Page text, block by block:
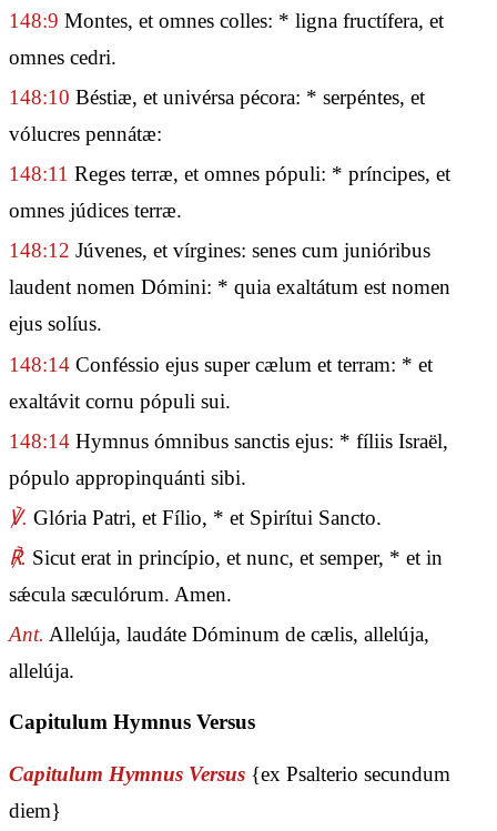
148:9 Montes, et omnes colles: * ligna fructífera, et
omnes cedri.
148:10 Béstiæ, et univérsa pécora: * serpéntes, et
vólucres pennátæ:
148:11 Reges terræ, et omnes pópuli: * príncipes, et
omnes júdices terræ.
148:12 Júvenes, et vírgines: senes cum junióribus
laudent nomen Dómini: * quia exaltátum est nomen
ejus solíus.
148:14 Conféssio ejus super cælum et terram: * et
exaltávit cornu pópuli sui.
148:14 Hymnus ómnibus sanctis ejus: * fíliis Israël,
pópulo appropinquánti sibi.
℣. Glória Patri, et Fílio, * et Spirítui Sancto.
℟. Sicut erat in princípio, et nunc, et semper, * et in
sǽcula sæculórum. Amen.
Ant. Allelúja, laudáte Dóminum de cælis, allelúja,
allelúja.
Capitulum Hymnus Versus
Capitulum Hymnus Versus {ex Psalterio secundum
diem}